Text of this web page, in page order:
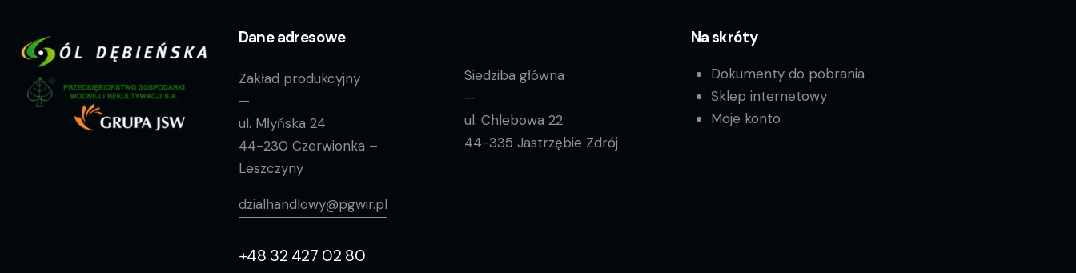
Dane adresowe
Zakład produkcyjny
—
ul. Młyńska 24
44-230 Czerwionka –
Leszczyny
dzialhandlowy@pgwir.pl
+48 32 427 02 80
Siedziba główna
—
ul. Chlebowa 22
44-335 Jastrzębie Zdrój
Na skróty
Dokumenty do pobrania
Sklep internetowy
Moje konto